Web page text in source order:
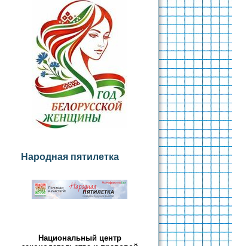
Народная пятилетка
Национальный центр